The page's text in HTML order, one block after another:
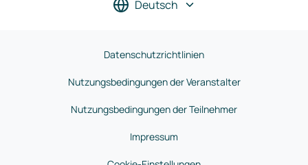
Deutsch
Datenschutzrichtlinien
Nutzungsbedingungen der Veranstalter
Nutzungsbedingungen der Teilnehmer
Impressum